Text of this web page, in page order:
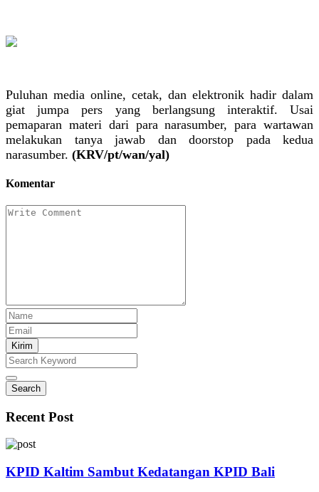
Puluhan media online, cetak, dan elektronik hadir dalam
giat jumpa pers yang berlangsung interaktif. Usai
pemaparan materi dari para narasumber, para wartawan
melakukan tanya jawab dan doorstop pada kedua
narasumber. (KRV/pt/wan/yal)
Komentar
Kirim
Search
Recent Post
KPID Kaltim Sambut Kedatangan KPID Bali